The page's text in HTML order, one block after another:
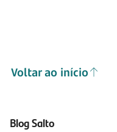
Voltar ao início
Blog Salto